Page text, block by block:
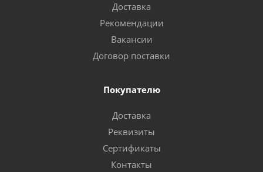
Доставка
Рекомендации
Вакансии
Договор поставки
Покупателю
Доставка
Реквизиты
Сертификаты
Контакты